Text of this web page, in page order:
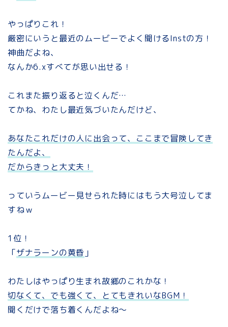
やっぱりこれ！
厳密にいうと最近のムービーでよく聞けるInstの方！
神曲だよね、
なんか6.xすべてが思い出せる！
これまた振り返ると泣くんだ…
てかね、わたし最近気づいたんだけど、
あなたこれだけの人に出会って、ここまで冒険してき
たんだよ、
だからきっと大丈夫！
っていうムービー見せられた時にはもう大号泣してま
すねｗ
1位！
「ザナラーンの黄昏 」
わたしはやっぱり生まれ故郷のこれかな！
切なくて、でも強くて、とてもきれいなBGM！
聞くだけで落ち着くんだよね～